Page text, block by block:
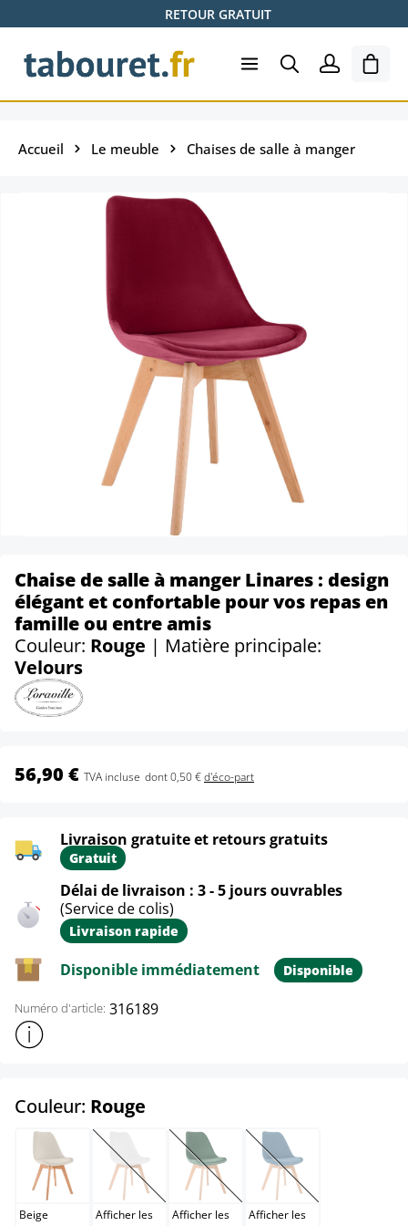
Passer au contenu principalRETOUR GRATUIT
Le
Accueil Le meuble Chaises de salle à manger
Chaise de salle à manger Linares : design
élégant et confortable pour vos repas en
famille ou entre amis
Couleur: Rouge | Matière principale:
Velours
56,90 € TVA incluse dont 0,50 €d'éco-part
Livraison gratuite et retours gratuits
Gratuit
Délai de livraison : 3 - 5 jours ouvrables
(Service de colis)
Livraison rapide
Disponible immédiatement Disponible
Numéro d'article: 316189
Afficher plus d'informations sur le produit
Couleur: Rouge
Beige
Beige
Blanc
(Cette option n'est pas disponible pour le moment.)
Afficher les
Blanc / Blanc
(Cette option n'est pas disponible
Afficher les
Bleu
(Cette option n'est
Afficher les